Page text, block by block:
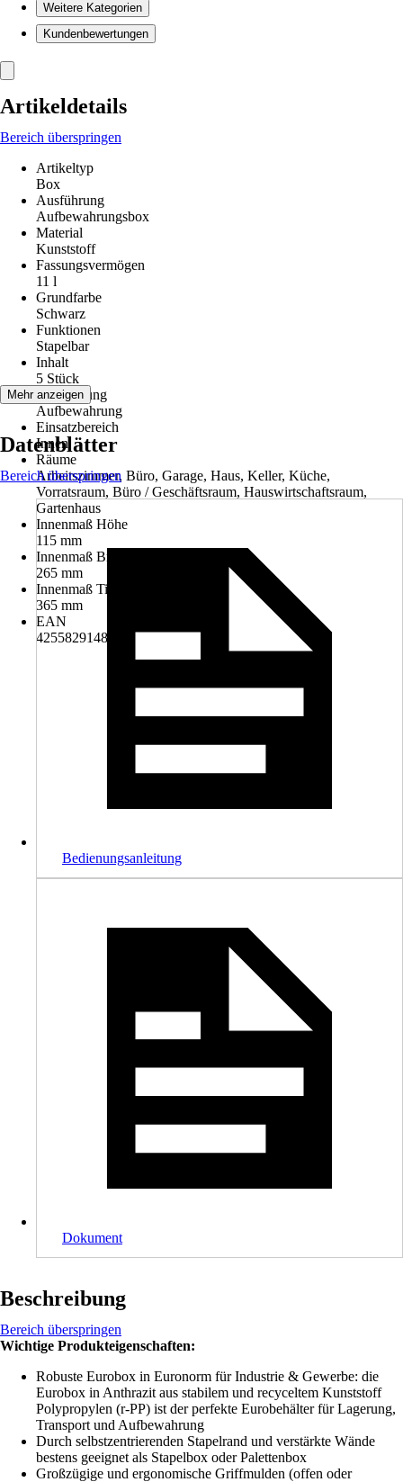
Weitere Kategorien
Kundenbewertungen
Artikeldetails
Bereich überspringen
Artikeltyp
Box
Ausführung
Aufbewahrungsbox
Material
Kunststoff
Fassungsvermögen
11 l
Grundfarbe
Schwarz
Funktionen
Stapelbar
Inhalt
5 Stück
Anwendung
Aufbewahrung
Einsatzbereich
Innen
Räume
Arbeitszimmer, Büro, Garage, Haus, Keller, Küche,
Vorratsraum, Büro / Geschäftsraum, Hauswirtschaftsraum,
Gartenhaus
Innenmaß Höhe
115 mm
Innenmaß Breite
265 mm
Innenmaß Tiefe
365 mm
EAN
4255829148419
Mehr anzeigen
Datenblätter
Bereich überspringen
Bedienungsanleitung
Dokument
Beschreibung
Bereich überspringen
Wichtige Produkteigenschaften:
Robuste Eurobox in Euronorm für Industrie & Gewerbe: die
Eurobox in Anthrazit aus stabilem und recyceltem Kunststoff
Polypropylen (r-PP) ist der perfekte Eurobehälter für Lagerung,
Transport und Aufbewahrung
Durch selbstzentrierenden Stapelrand und verstärkte Wände
bestens geeignet als Stapelbox oder Palettenbox
Großzügige und ergonomische Griffmulden (offen oder